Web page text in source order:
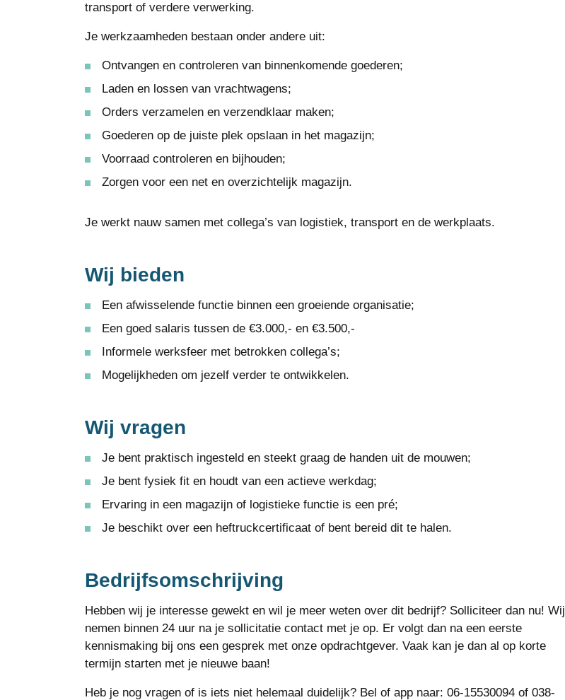
transport of verdere verwerking.
Je werkzaamheden bestaan onder andere uit:
Ontvangen en controleren van binnenkomende goederen;
Laden en lossen van vrachtwagens;
Orders verzamelen en verzendklaar maken;
Goederen op de juiste plek opslaan in het magazijn;
Voorraad controleren en bijhouden;
Zorgen voor een net en overzichtelijk magazijn.
Je werkt nauw samen met collega’s van logistiek, transport en de werkplaats.
Wij bieden
Een afwisselende functie binnen een groeiende organisatie;
Een goed salaris tussen de €3.000,- en €3.500,-
Informele werksfeer met betrokken collega’s;
Mogelijkheden om jezelf verder te ontwikkelen.
Wij vragen
Je bent praktisch ingesteld en steekt graag de handen uit de mouwen;
Je bent fysiek fit en houdt van een actieve werkdag;
Ervaring in een magazijn of logistieke functie is een pré;
Je beschikt over een heftruckcertificaat of bent bereid dit te halen.
Bedrijfsomschrijving
Hebben wij je interesse gewekt en wil je meer weten over dit bedrijf? Solliciteer dan nu! Wij
nemen binnen 24 uur na je sollicitatie contact met je op. Er volgt dan na een eerste
kennismaking bij ons een gesprek met onze opdrachtgever. Vaak kan je dan al op korte
termijn starten met je nieuwe baan!
Heb je nog vragen of is iets niet helemaal duidelijk? Bel of app naar: 06-15530094 of 038-